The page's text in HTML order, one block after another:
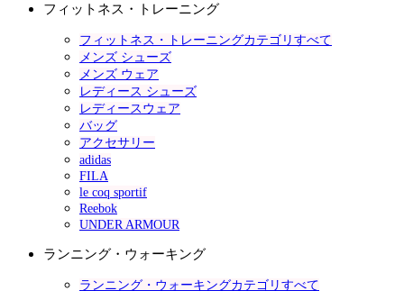
フィットネス・トレーニング
フィットネス・トレーニングカテゴリすべて
メンズ シューズ
メンズ ウェア
レディース シューズ
レディースウェア
バッグ
アクセサリー
adidas
FILA
le coq sportif
Reebok
UNDER ARMOUR
ランニング・ウォーキング
ランニング・ウォーキングカテゴリすべて